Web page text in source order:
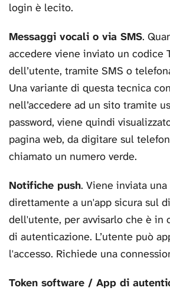
login è lecito.
Messaggi vocali o via SMS.
accedere viene inviato un codice
dell’utente, tramite SMS o
Una variante di questa tecnica
nell’accedere ad un sito tramite
password, viene quindi
pagina web, da digitare sul
chiamato un numero verde.
Notifiche push. Viene inviata
direttamente a un'app sicura sul
dell'utente, per avvisarlo che è in
di autenticazione. L’utente può
l'accesso. Richiede una
Token software / App di